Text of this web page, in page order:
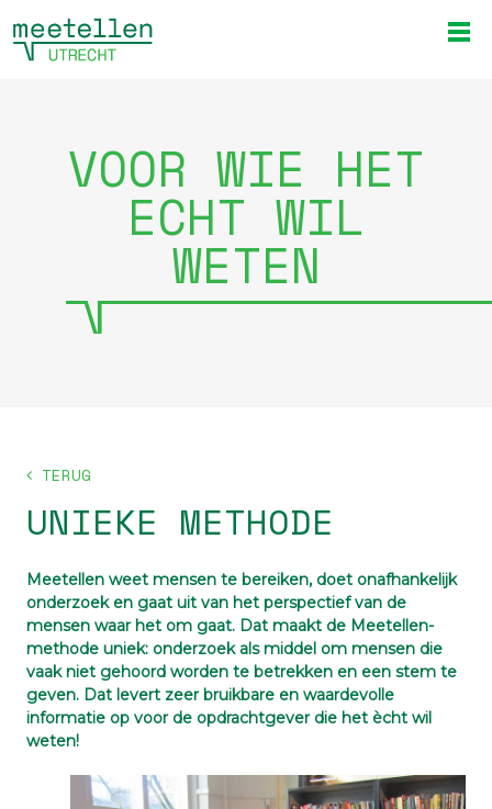
VOOR WIE HET
ECHT WIL
WETEN
TERUG
UNIEKE METHODE
Meetellen weet mensen te bereiken, doet onafhankelijk
onderzoek en gaat uit van het perspectief van de
mensen waar het om gaat. Dat maakt de Meetellen-
methode uniek: onderzoek als middel om mensen die
vaak niet gehoord worden te betrekken en een stem te
geven. Dat levert zeer bruikbare en waardevolle
informatie op voor de opdrachtgever die het ècht wil
weten!